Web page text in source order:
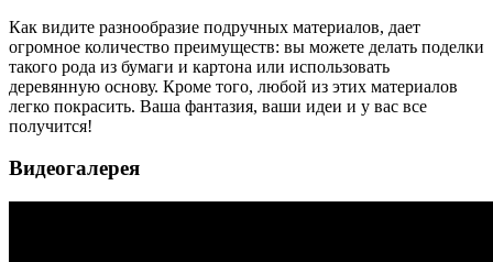
Как видите разнообразие подручных материалов, дает
огромное количество преимуществ: вы можете делать поделки
такого рода из бумаги и картона или использовать
деревянную основу. Кроме того, любой из этих материалов
легко покрасить. Ваша фантазия, ваши идеи и у вас все
получится!
Видеогалерея